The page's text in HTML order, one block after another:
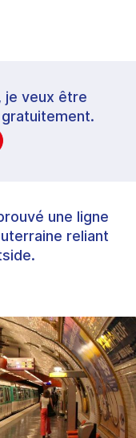
je veux être
une ligne
reliant